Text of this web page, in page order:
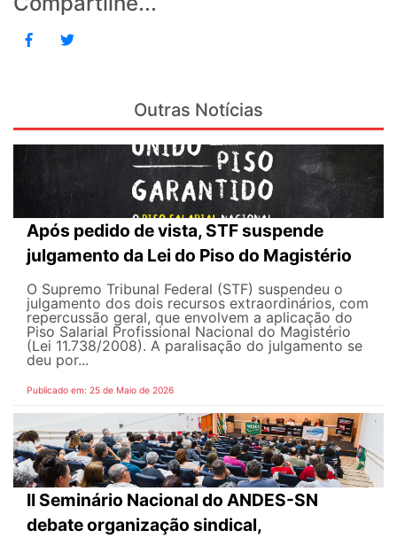
Outras Notícias
Após pedido de vista, STF suspende
julgamento da Lei do Piso do Magistério
O Supremo Tribunal Federal (STF) suspendeu o
julgamento dos dois recursos extraordinários, com
repercussão geral, que envolvem a aplicação do
Piso Salarial Profissional Nacional do Magistério
(Lei 11.738/2008). A paralisação do julgamento se
deu por...
Publicado em: 25 de Maio de 2026
II Seminário Nacional do ANDES-SN
debate organização sindical,